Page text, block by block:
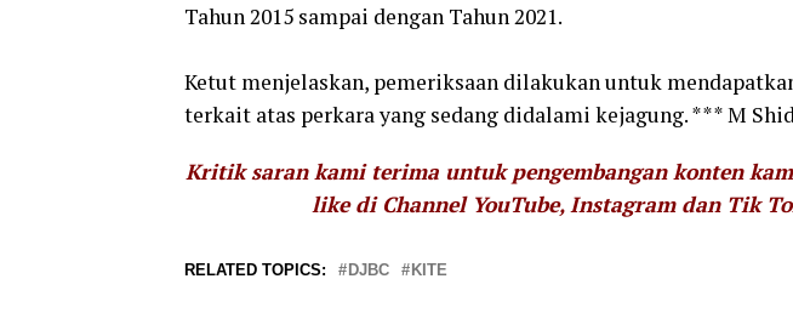
Tahun 2015 sampai dengan Tahun 2021.
Ketut menjelaskan, pemeriksaan dilakukan untuk
terkait atas perkara yang sedang didalami kejagung. *** M
Kritik saran kami terima untuk pengembangan konten
like di Channel YouTube, Instagram dan Tik
RELATED TOPICS: DJBC KITE